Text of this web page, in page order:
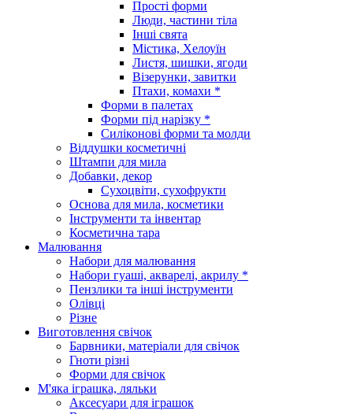
Прості форми
Люди, частини тіла
Інші свята
Містика, Хелоуїн
Листя, шишки, ягоди
Візерунки, завитки
Птахи, комахи *
Форми в палетах
Форми під нарізку *
Силіконові форми та молди
Віддушки косметичні
Штампи для мила
Добавки, декор
Сухоцвіти, сухофрукти
Основа для мила, косметики
Інструменти та інвентар
Косметична тара
Малювання
Набори для малювання
Набори гуаші, акварелі, акрилу *
Пензлики та інші інструменти
Олівці
Різне
Виготовлення свічок
Барвники, матеріали для свічок
Гноти різні
Форми для свічок
М'яка іграшка, ляльки
Аксесуари для іграшок